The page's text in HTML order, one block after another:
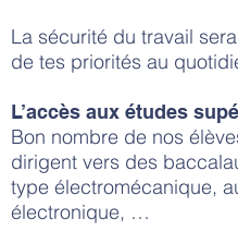
La sécurité du travail
de tes priorités au
L’accès aux études
Bon nombre de nos
dirigent vers des
type électromécanique,
électronique, …